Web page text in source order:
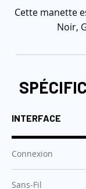
Cette manette
Noir,
INTERFACE
Connexion
Sans-Fil